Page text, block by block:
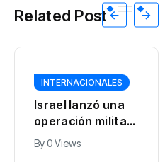
Related Post
INTERNACIONALES
Un dron con
explosivos obligó
a cerrar el
aeropuerto de
By0 Views